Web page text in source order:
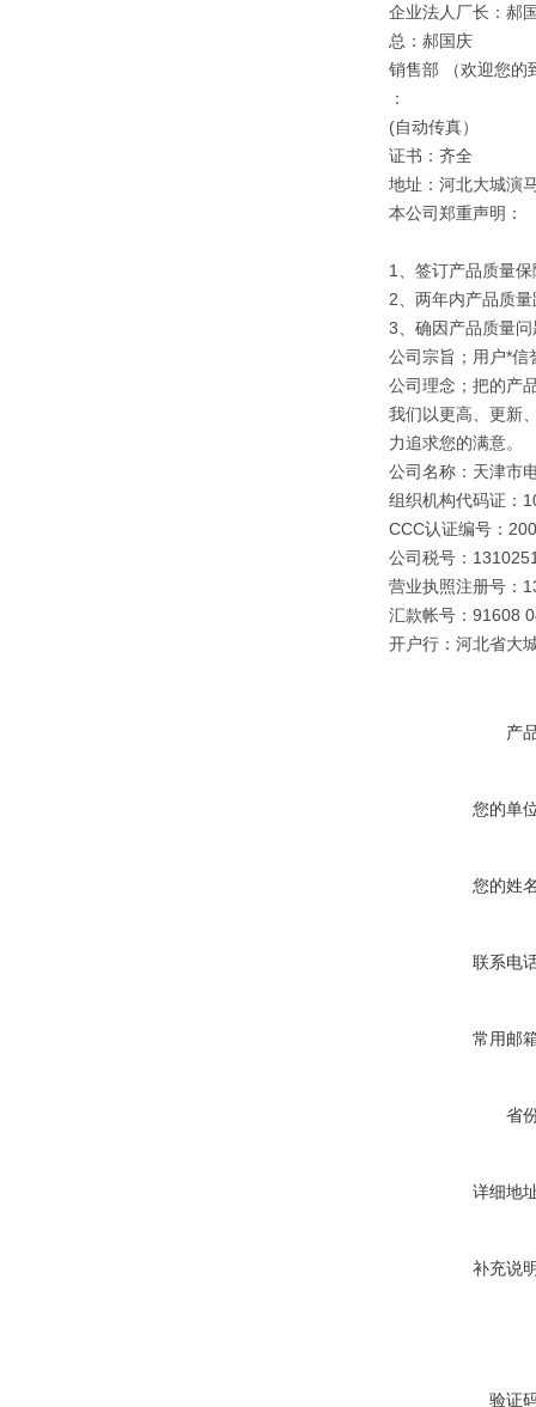
企业法人厂长：郝
总：郝国庆
销售部 （欢迎您的
：
(自动传真）
证书：齐全
地址：河北大城演
本公司郑重声明：
1、签订产品质量
2、两年内产品质
3、确因产品质量
公司宗旨；用户*信
公司理念；把的产
我们以更高、更新
力追求您的满意。
公司名称：天津市
组织机构代码证：
CCC认证编号：
公司税号：
营业执照注册号：
汇款帐号：91608
开户行：河北省大
产
您的单
您的姓
联系电
常用邮
省
详细地
补充说
验证